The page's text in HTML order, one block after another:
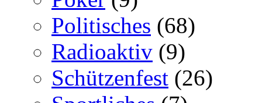
Politisches (68)
Radioaktiv (9)
Schützenfest (26)